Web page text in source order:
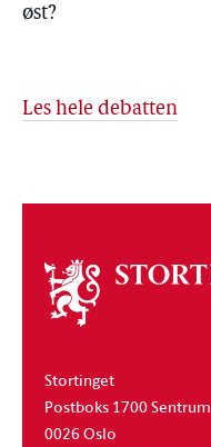
øst?
Les hele debatten
Om
stortinget
Stortinget
Postboks 1700 Sentrum
0026 Oslo